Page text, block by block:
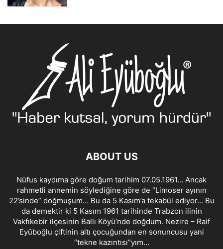
ABOUT US
Nüfus kaydıma göre doğum tarihim 07.05.1961… Ancak
rahmetli annemin söylediğine göre de “Limoser ayının
22’sinde” doğmuşum… Bu da 5 Kasım’a tekabül ediyor… Bu
da demektir ki 5 Kasım 1961 tarihinde Trabzon ilinin
Vakfıkebir ilçesinin Ballı Köyü’nde doğdum. Nezire – Raif
Eyüboğlu çiftinin altı çocuğundan en sonuncusu yani
“tekne kazıntısı”yım…